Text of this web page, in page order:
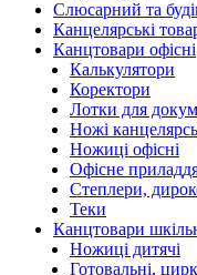
Слюсарний та
Канцелярські
Канцтовари офісні
Калькулятори
Коректори
Лотки для
Ножі
Ножиці офісні
Офісне
Степлери,
Теки
Канцтовари
Ножиці дитячі
Готовальні,